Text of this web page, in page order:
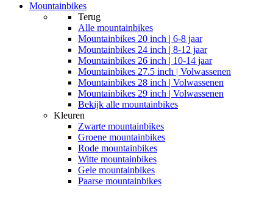
Mountainbikes
Terug
Alle mountainbikes
Mountainbikes 20 inch | 6-8 jaar
Mountainbikes 24 inch | 8-12 jaar
Mountainbikes 26 inch | 10-14 jaar
Mountainbikes 27.5 inch | Volwassenen
Mountainbikes 28 inch | Volwassenen
Mountainbikes 29 inch | Volwassenen
Bekijk alle mountainbikes
Kleuren
Zwarte mountainbikes
Groene mountainbikes
Rode mountainbikes
Witte mountainbikes
Gele mountainbikes
Paarse mountainbikes